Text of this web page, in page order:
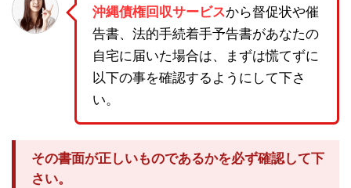
沖縄債権回収サービスから督促状や催
告書、法的手続着手予告書があなたの
自宅に届いた場合は、まずは慌てずに
以下の事を確認するようにして下さ
い。
その書面が正しいものであるかを必ず確認して下
さい。